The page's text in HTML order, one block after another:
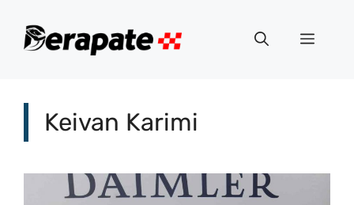
Menu
Keivan Karimi